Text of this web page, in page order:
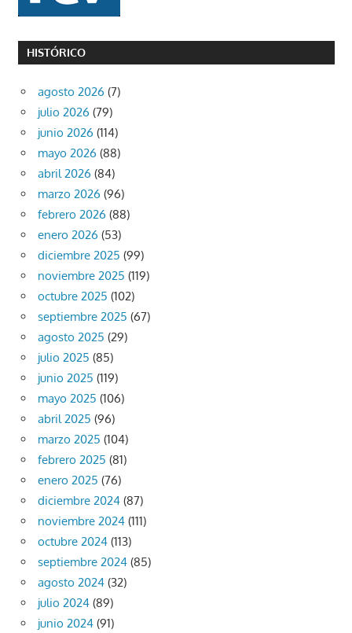
HISTÓRICO
agosto 2026 (7)
julio 2026 (79)
junio 2026 (114)
mayo 2026 (88)
abril 2026 (84)
marzo 2026 (96)
febrero 2026 (88)
enero 2026 (53)
diciembre 2025 (99)
noviembre 2025 (119)
octubre 2025 (102)
septiembre 2025 (67)
agosto 2025 (29)
julio 2025 (85)
junio 2025 (119)
mayo 2025 (106)
abril 2025 (96)
marzo 2025 (104)
febrero 2025 (81)
enero 2025 (76)
diciembre 2024 (87)
noviembre 2024 (111)
octubre 2024 (113)
septiembre 2024 (85)
agosto 2024 (32)
julio 2024 (89)
junio 2024 (91)